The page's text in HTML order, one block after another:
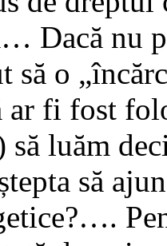
Dacă nu
să o
ar fi fost
luăm
să